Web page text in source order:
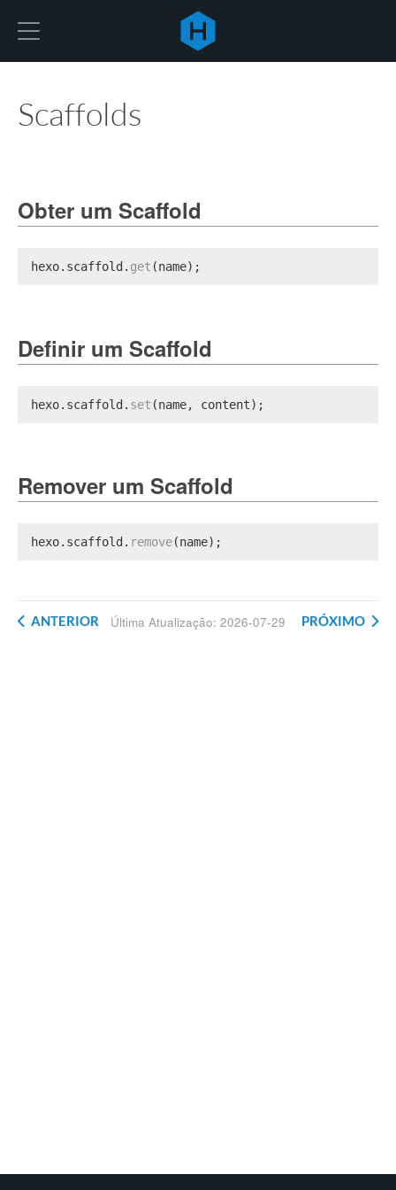
Scaffolds
Obter um Scaffold
hexo. scaffold . get (name);
Definir um Scaffold
hexo. scaffold. set (name, content);
Remover um Scaffold
hexo. scaffold . remove(name);
Última Atualização: 2026-07-29
ANTERIOR PRÓXIMO